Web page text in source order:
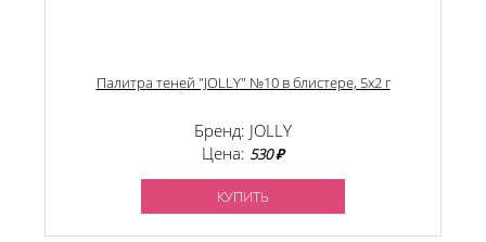
Палитра теней "JOLLY" №10 в блистере, 5х2 г
Бренд: JOLLY
Цена: 530 ₽
КУПИТЬ